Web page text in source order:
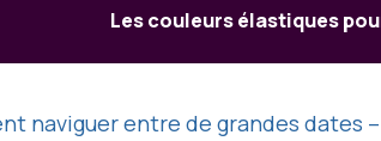
Les couleurs élastiques
naviguer entre de grandes dates